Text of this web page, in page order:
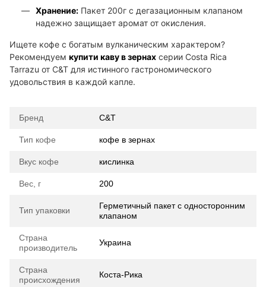
Хранение: Пакет 200г с дегазационным клапаном
надежно защищает аромат от окисления.
Ищете кофе с богатым вулканическим характером?
Рекомендуем купити каву в зернах серии Costa Rica
Tarrazu от C&T для истинного гастрономического
удовольствия в каждой капле.
Бренд C&T
Тип кофе кофе в зернах
Вкус кофе кислинка
Вес, г 200
Тип упаковки
Герметичный пакет с односторонним
клапаном
Страна
производитель
Украина
Страна
происхождения
Коста-Рика